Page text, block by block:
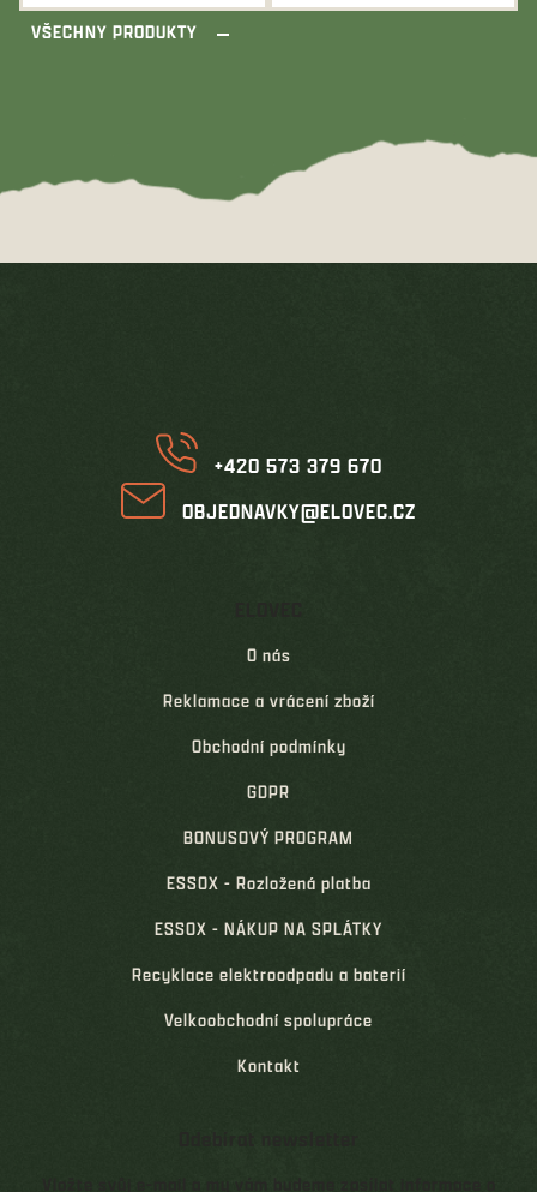
VŠECHNY PRODUKTY
+420 573 379 670
OBJEDNAVKY@ELOVEC.CZ
O nás
Reklamace a vrácení zboží
Obchodní podmínky
GDPR
BONUSOVÝ PROGRAM
ESSOX - Rozložená platba
ESSOX - NÁKUP NA SPLÁTKY
Recyklace elektroodpadu a baterií
Velkoobchodní spolupráce
Kontakt